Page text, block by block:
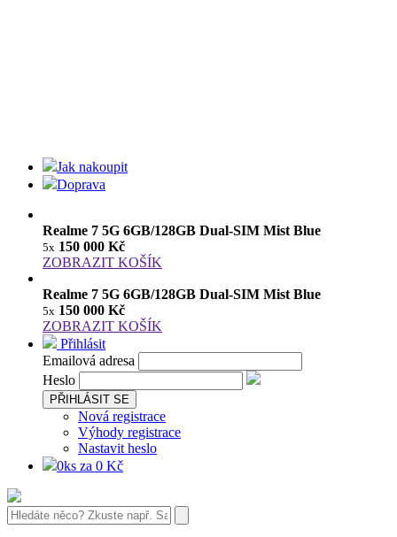
Jak nakoupit
Doprava
Realme 7 5G 6GB/128GB Dual-SIM Mist Blue
5x 150 000 Kč
ZOBRAZIT KOŠÍK
Realme 7 5G 6GB/128GB Dual-SIM Mist Blue
5x 150 000 Kč
ZOBRAZIT KOŠÍK
Přihlásit
Emailová adresa
Heslo
PŘIHLÁSIT SE
Nová registrace
Výhody registrace
Nastavit heslo
0ks za 0 Kč